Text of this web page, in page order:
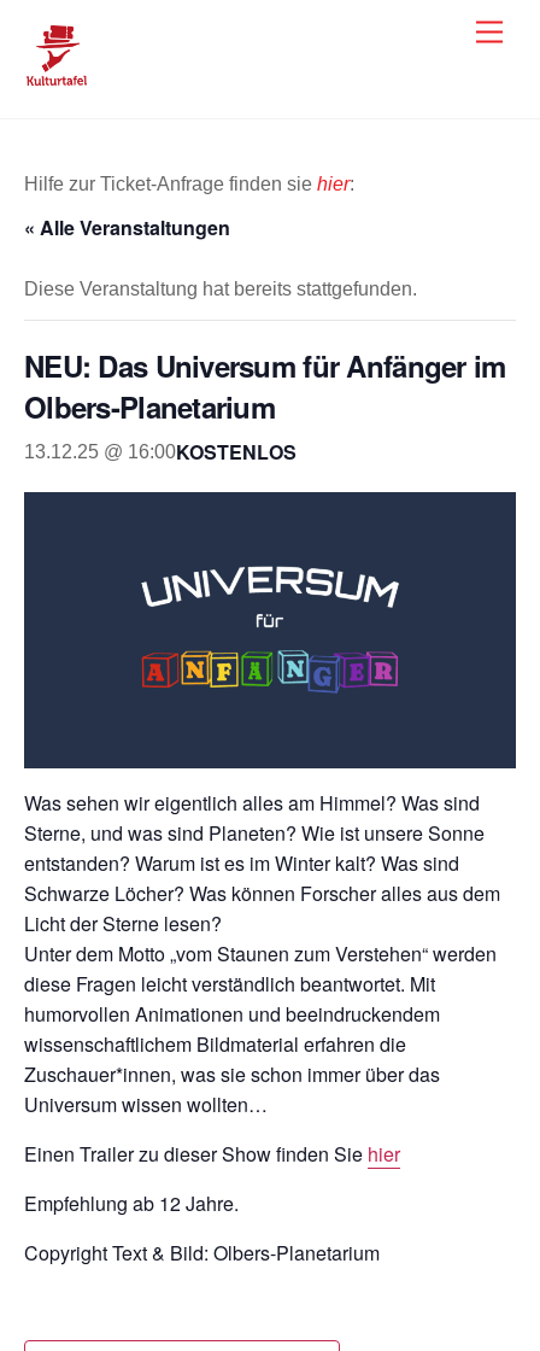
content
Hilfe zur Ticket-Anfrage finden sie hier:
« Alle Veranstaltungen
Diese Veranstaltung hat bereits stattgefunden.
NEU: Das Universum für Anfänger im
Olbers-Planetarium
13.12.25 @ 16:00KOSTENLOS
Was sehen wir eigentlich alles am Himmel? Was sind
Sterne, und was sind Planeten? Wie ist unsere Sonne
entstanden? Warum ist es im Winter kalt? Was sind
Schwarze Löcher? Was können Forscher alles aus dem
Licht der Sterne lesen?
Unter dem Motto „vom Staunen zum Verstehen“ werden
diese Fragen leicht verständlich beantwortet. Mit
humorvollen Animationen und beeindruckendem
wissenschaftlichem Bildmaterial erfahren die
Zuschauer*innen, was sie schon immer über das
Universum wissen wollten…
Einen Trailer zu dieser Show finden Sie hier
Empfehlung ab 12 Jahre.
Copyright Text & Bild: Olbers-Planetarium